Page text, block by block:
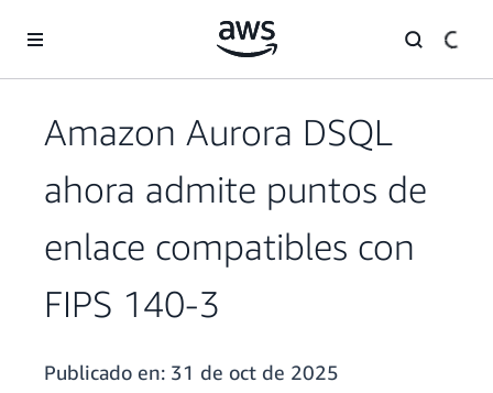
Amazon Aurora DSQL
ahora admite puntos de
enlace compatibles con
FIPS 140-3
Publicado en: 31 de oct de 2025